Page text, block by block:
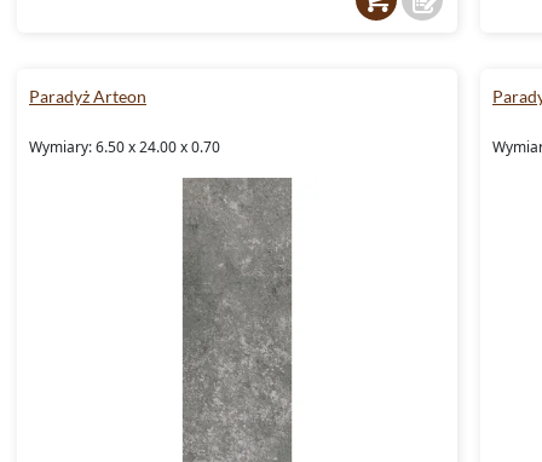
Paradyż Arteon
Wymiary: 6.50 x 24.00 x 0.70